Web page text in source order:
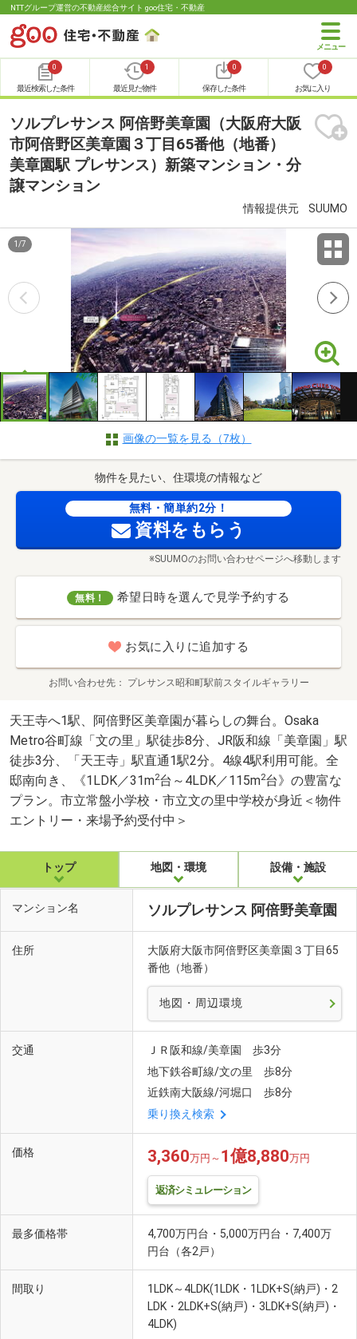
NTTグループ運営の不動産総合サイト goo住宅・不動産
0
最近検索した条件
1
最近見た物件
0
保存した条件
0
お気に入り
ソルプレサンス 阿倍野美章園（大阪府大阪
市阿倍野区美章園３丁目65番他（地番）
美章園駅 プレサンス）新築マンション・分
譲マンション
情報提供元 SUUMO
1 /7
画像の一覧を見る（7枚）
物件を見たい、住環境の情報など
無料・簡単約2分！
資料をもらう
※SUUMOのお問い合わせページへ移動します
無料！ 希望日時を選んで見学予約する
お気に入りに追加する
お問い合わせ先 プレサンス昭和町駅前スタイルギャラリー
天王寺へ1駅、阿倍野区美章園が暮らしの舞台。Osaka
Metro谷町線「文の里」駅徒歩8分、JR阪和線「美章園」駅
徒歩3分、「天王寺」駅直通1駅2分。4線4駅利用可能。全
邸南向き、《1LDK／31m2台～4LDK／115m2台》の豊富な
プラン。市立常盤小学校・市立文の里中学校が身近＜物件
エントリー・来場予約受付中＞
トップ 地図・環境 設備・施設
マンション名 ソルプレサンス 阿倍野美章園
住所
大阪府大阪市阿倍野区美章園３丁目65
番他（地番）
地図・周辺環境
交通
ＪＲ阪和線/美章園 歩3分
地下鉄谷町線/文の里 歩8分
近鉄南大阪線/河堀口 歩8分
乗り換え検索
価格 3,360万円～ 1億8,880万円
返済シミュレーション
最多価格帯
4,700万円台・5,000万円台・7,400万
円台（各2戸）
間取り
1LDK～4LDK(1LDK・1LDK+S(納戸)・2
LDK・2LDK+S(納戸)・3LDK+S(納戸)・
4LDK)